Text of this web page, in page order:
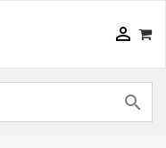

